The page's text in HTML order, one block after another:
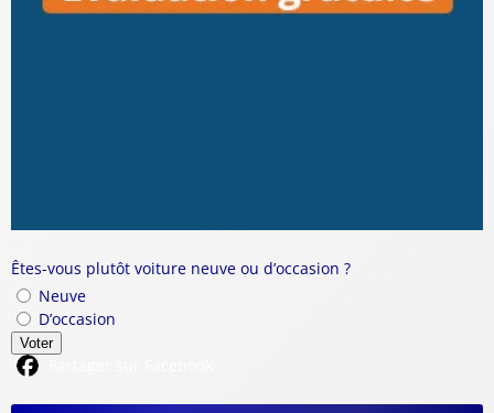
Êtes-vous plutôt voiture neuve ou d’occasion ?
Neuve
D’occasion
Voter